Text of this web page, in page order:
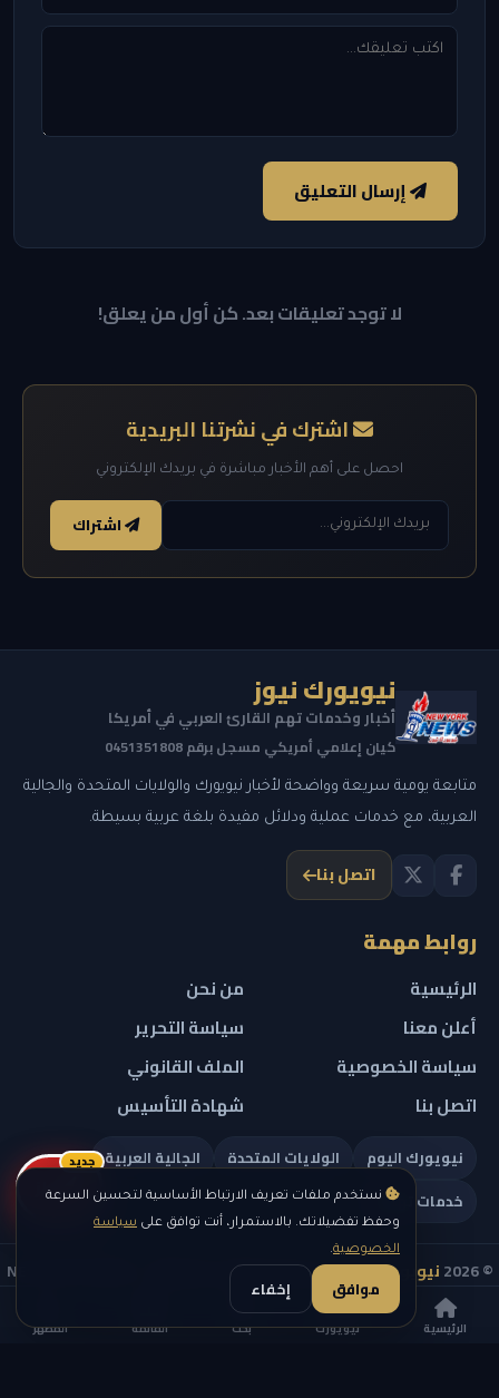
الرئيسية نيويورك بحث القائمة المظهر
نستخدم ملفات تعريف الارتباط الأساسية لتحسين السرعة
وحفظ تفضيلاتك. بالاستمرار، أنت توافق على سياسة
الخصوصية.
موافق إخفاء
إرسال التعليق
لا توجد تعليقات بعد. كن أول من يعلق!
اشترك في نشرتنا البريدية
احصل على أهم الأخبار مباشرة في بريدك الإلكتروني
اشتراك
نيويورك نيوز
أخبار وخدمات تهم القارئ العربي في أمريكا
كيان إعلامي أمريكي مسجل برقم 0451351808
متابعة يومية سريعة وواضحة لأخبار نيويورك والولايات المتحدة والجالية
العربية، مع خدمات عملية ودلائل مفيدة بلغة عربية بسيطة.
اتصل بنا
روابط مهمة
الرئيسية
من نحن
أعلن معنا
سياسة التحرير
سياسة الخصوصية
الملف القانوني
اتصل بنا
شهادة التأسيس
نيويورك اليوم الولايات المتحدة
الجالية العربية
خدمات تهمك
© 2026 نيويورك نيوز
— جميع الحقوق محفوظة — NEW YORK NEWS
IN ARABIC LLC — رقم التسجيل 0451351808
ريلز
جديد